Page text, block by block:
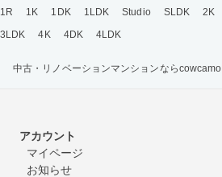
1R 1K 1DK 1LDK Studio SLDK 2K
3LDK
4K 4DK 4LDK
中古・リノベーションマンションならcowcamo
アカウント
マイページ
お知らせ